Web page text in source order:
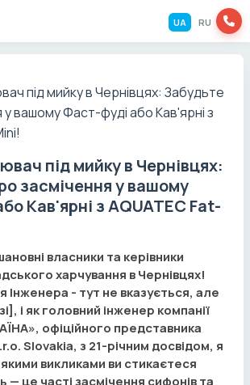
UA RU
під мийку в Чернівцях:
засмічення у вашому
Кав'ярні з AQUATEC Fat-
власники та керівники
харчування в Чернівцях!
Інженера - тут не вказується, але
і як головний інженер компанії
офіційного представника
Slovakia, з 21-річним досвідом, я
викликами ви стикаєтеся
— це часті засмічення сифонів та